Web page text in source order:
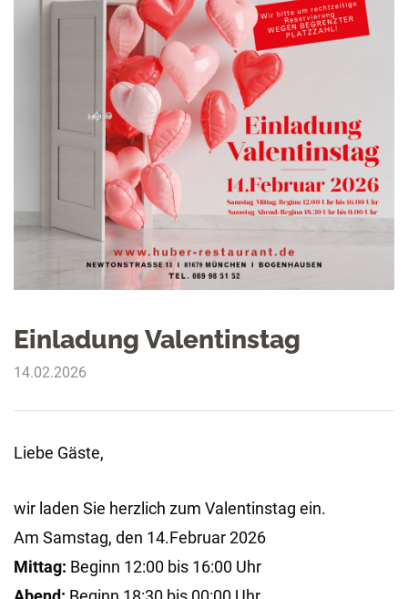
Einladung Valentinstag
14.02.2026
Liebe Gäste,
wir laden Sie herzlich zum Valentinstag ein.
Am Samstag, den 14.Februar 2026
Mittag: Beginn 12:00 bis 16:00 Uhr